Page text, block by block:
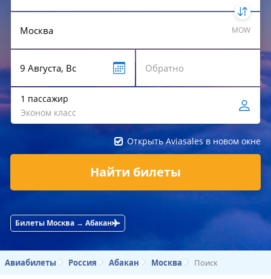
MOW
1 пассажир
Эконом класс
Открыть Aviasales в новом окне
Найти билеты
Билеты Москва → Абакан
Авиабилеты Россия Абакан Москва Поиск